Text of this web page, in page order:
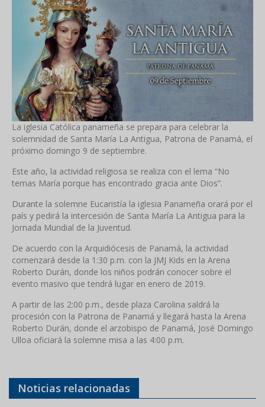
La iglesia Católica panameña se prepara para celebrar la
solemnidad de Santa María La Antigua, Patrona de Panamá, el
próximo domingo 9 de septiembre.
Este año, la actividad religiosa se realiza con el lema “No
temas María porque has encontrado gracia ante Dios”.
Durante la solemne Eucaristía la iglesia Panameña orará por el
país y pedirá la intercesión de Santa María La Antigua para la
Jornada Mundial de la Juventud.
De acuerdo con la Arquidiócesis de Panamá, la actividad
comenzará desde la 1:30 p.m. con la JMJ Kids en la Arena
Roberto Durán, donde los niños podrán conocer sobre el
evento masivo que tendrá lugar en enero de 2019.
A partir de las 2:00 p.m., desde plaza Carolina saldrá la
procesión con la Patrona de Panamá y llegará hasta la Arena
Roberto Durán, donde el arzobispo de Panamá, José Domingo
Ulloa oficiará la solemne misa a las 4:00 p.m.
Noticias relacionadas